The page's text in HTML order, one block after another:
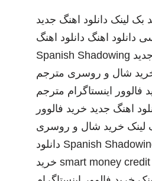
بک لینک دانلود اهنگ جدید
دانلود اهنگ دانلود اهنگ
Spanish Shadowing
شال و روسری مترجم
فالوور اینستاگرام مترجم
اهنگ جدید خرید فالوور
لینک خرید شال و روسری
Spanish دانلود
smart money credit خرید